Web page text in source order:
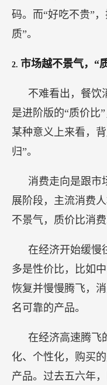
码。而“好吃不贵”
质”。
2. 市场越不景气，“
不难看出，餐饮
是进阶版的“质价比
某种意义上来看，
归”。
消费走向是跟市
展阶段，主流消费
不景气，质价比消费
在经济开始缓慢
多是性价比，比如
恢复并慢慢腾飞，
名可靠的产品。
在经济高速腾飞
化、个性化，购买
产品。过去五六年